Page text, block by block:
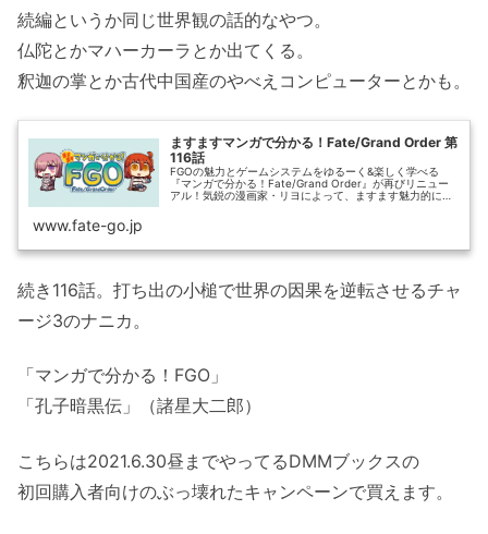
続編というか同じ世界観の話的なやつ。
仏陀とかマハーカーラとか出てくる。
釈迦の掌とか古代中国産のやべえコンピューターとかも。
ますますマンガで分かる！Fate/Grand Order 第
116話
FGOの魅力とゲームシステムをゆるーく&楽しく学べる
『マンガで分かる！Fate/Grand Order』が再びリニュー
アル！気鋭の漫画家・リヨによって、ますます魅力的に描
www.fate-go.jp
続き116話。打ち出の小槌で世界の因果を逆転させるチャ
ージ3のナニカ。
「マンガで分かる！FGO」
「孔子暗黒伝」（諸星大二郎）
こちらは2021.6.30昼までやってるDMMブックスの
初回購入者向けのぶっ壊れたキャンペーンで買えます。